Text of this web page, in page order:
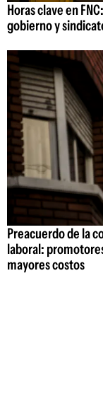
Horas clave en
gobierno y
Preacuerdo de la
laboral:
mayores costos